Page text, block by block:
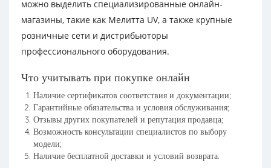
можно выделить специализированные онлайн-
магазины, такие как Мелитта UV, а также крупные
розничные сети и дистрибьюторы
профессионального оборудования.
Что учитывать при покупке онлайн
Наличие сертификатов соответствия и документации;
Гарантийные обязательства и условия обслуживания;
Отзывы других покупателей и репутация продавца;
Возможность консультации специалистов по выбору
модели;
Наличие бесплатной доставки и условий возврата.